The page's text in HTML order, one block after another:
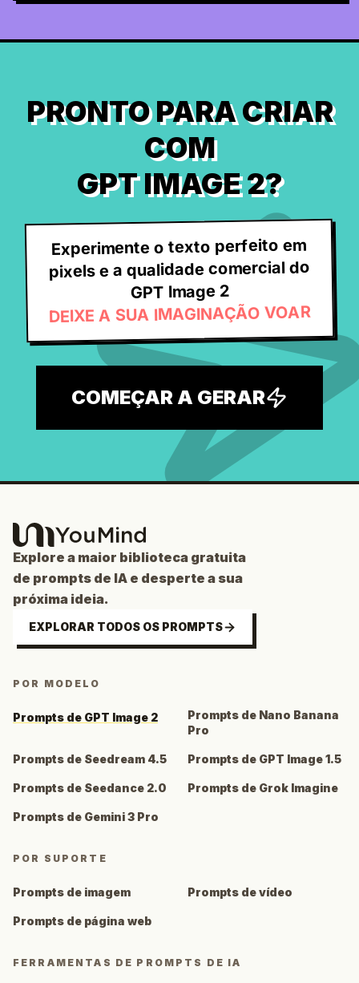
PRONTO PARA CRIAR
COM
GPT IMAGE 2?
Experimente o texto perfeito em
pixels e a qualidade comercial do
GPT Image 2
DEIXE A SUA IMAGINAÇÃO VOAR
COMEÇAR A GERAR
Explore a maior biblioteca gratuita
de prompts de IA e desperte a sua
próxima ideia.
EXPLORAR TODOS OS PROMPTS
POR MODELO
Prompts de GPT Image 2
Prompts de Nano Banana
Pro
Prompts de Seedream 4.5 Prompts de GPT Image 1.5
Prompts de Seedance 2.0 Prompts de Grok Imagine
Prompts de Gemini 3 Pro
POR SUPORTE
Prompts de imagem Prompts de vídeo
Prompts de página web
FERRAMENTAS DE PROMPTS DE IA